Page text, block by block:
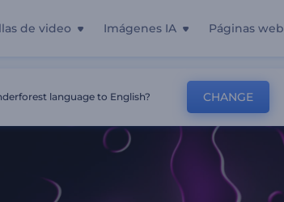
de video Imágenes IA Páginas web
De Música De Líquido En Movimiento
language to English? CHANGE